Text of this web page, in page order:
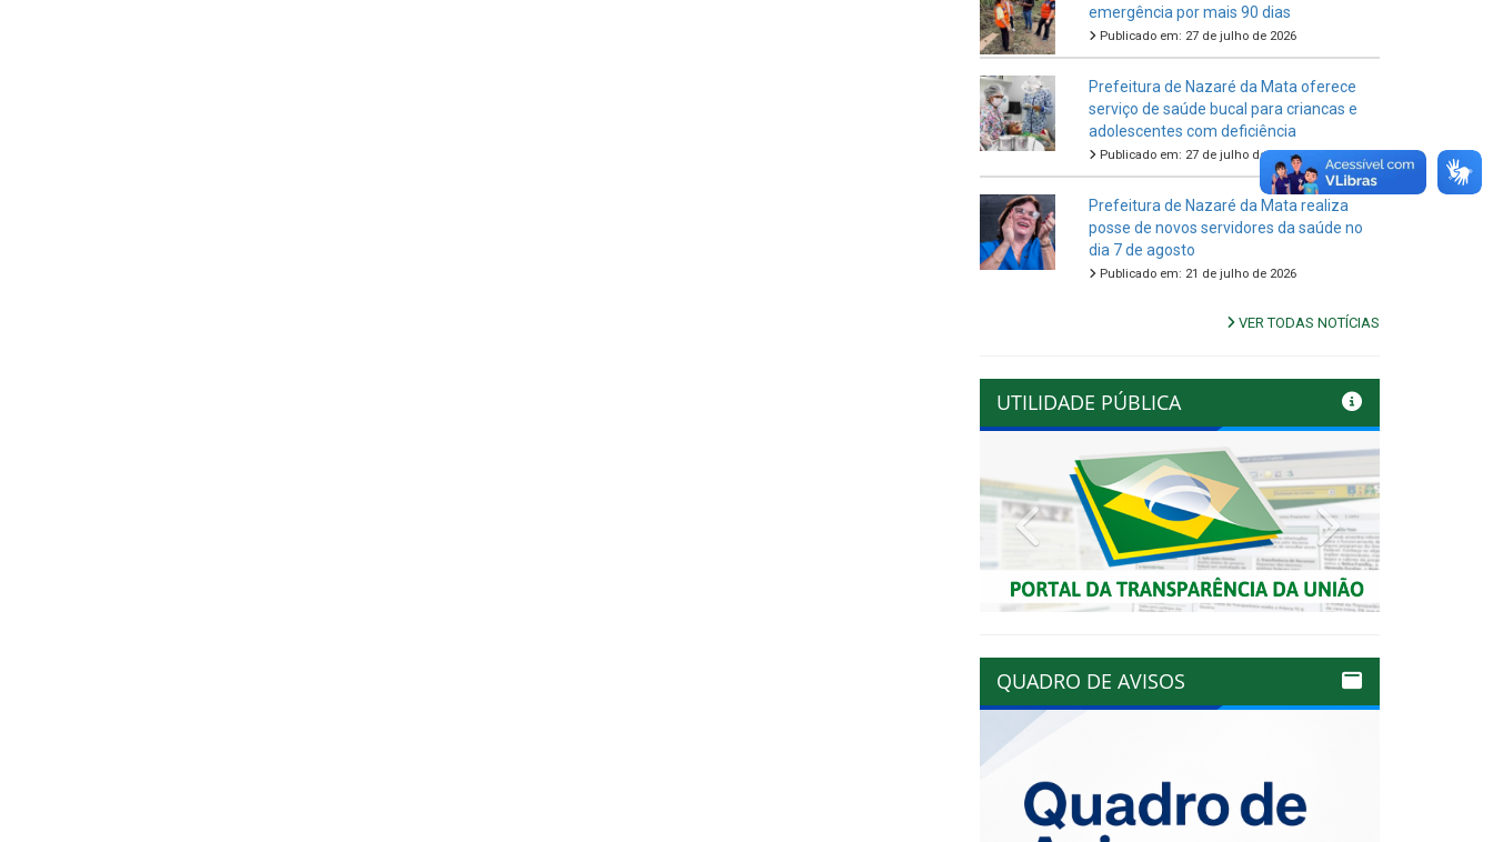
emergência por mais 90 dias
Publicado em: 27 de julho de 2026
Prefeitura de Nazaré da Mata oferece
serviço de saúde bucal para criancas e
adolescentes com deficiência
Publicado em: 27 de julho de 2026
Prefeitura de Nazaré da Mata realiza
posse de novos servidores da saúde no
dia 7 de agosto
Publicado em: 21 de julho de 2026
VER TODAS NOTÍCIAS
UTILIDADE PÚBLICA
Previous Next
QUADRO DE AVISOS